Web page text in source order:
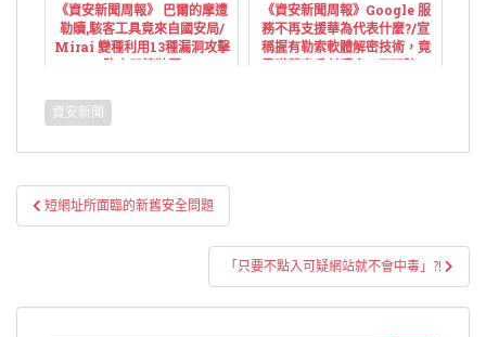
《資安新聞周報》 巴爾的摩遭
勒贖,駭客工具竟來自國安局/
Mirai 變種利用13種漏洞攻擊
路由器等裝置
《資安新聞周報》Google 服
務不再支援華為代表什麼?/宣
稱握有勒索軟體解密技術，竟
是瞞著客戶付贖金 / 工研院：
資安新聞
文
章
短網址所面臨的新舊安全問題
「只要不點入可疑網站就不會中毒」?!